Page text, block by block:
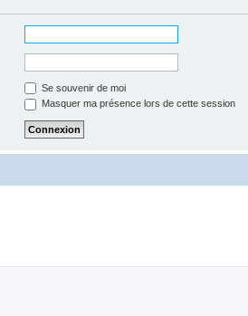
Se souvenir de moi
Masquer ma présence lors de cette session